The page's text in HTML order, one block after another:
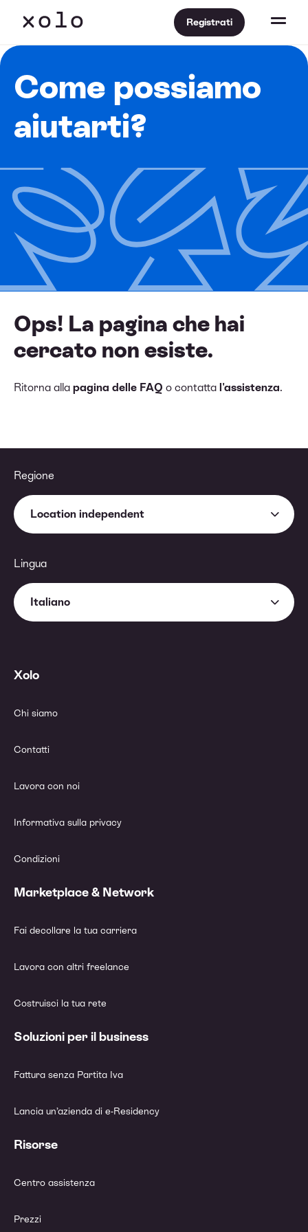
Registrati
Come possiamo
aiutarti?
Ops! La pagina che hai
cercato non esiste.
Ritorna alla pagina delle FAQ o contatta l'assistenza.
Regione
Location independent
Lingua
Italiano
Xolo
Chi siamo
Contatti
Lavora con noi
Informativa sulla privacy
Condizioni
Marketplace & Network
Fai decollare la tua carriera
Lavora con altri freelance
Costruisci la tua rete
Soluzioni per il business
Fattura senza Partita Iva
Lancia un’azienda di e-Residency
Risorse
Centro assistenza
Prezzi